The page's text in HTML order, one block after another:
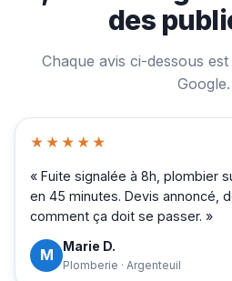
des
Chaque avis ci-dessous
Google.
★★★★★
« Fuite signalée à 8h, plombier
en 45 minutes. Devis annoncé,
comment ça doit se passer. »
M Marie D.
Plomberie · Argenteuil